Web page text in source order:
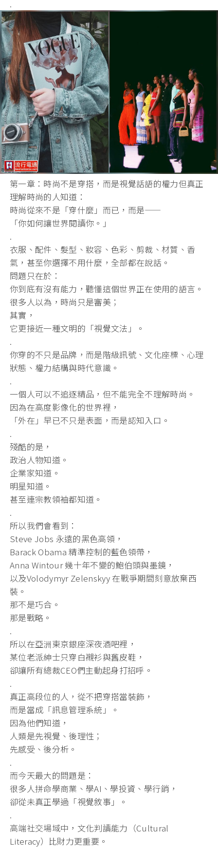
.
第一章：時尚不是穿搭，而是視覺話語的權力但真正
理解時尚的人知道：
時尚從來不是「穿什麼」而已，而是——
「你如何讓世界閱讀你。」
.
衣服、配件、髮型、妝容、色彩、剪裁、材質、香
氣，甚至你選擇不用什麼，全部都在說話。
問題只在於：
你到底有沒有能力，聽懂這個世界正在使用的語言。
很多人以為，時尚只是審美；
其實，
它更接近一種文明的「視覺文法」。
.
你穿的不只是品牌，而是階級訊號、文化座標、心理
狀態、權力結構與時代意識。
.
一個人可以不追逐精品，但不能完全不理解時尚。
因為在高度影像化的世界裡，
「外在」早已不只是表面，而是認知入口。
.
殘酷的是，
政治人物知道。
企業家知道。
明星知道。
甚至連宗教領袖都知道。
.
所以我們會看到：
Steve Jobs 永遠的黑色高領，
Barack Obama 精準控制的藍色領帶，
Anna Wintour 幾十年不變的鮑伯頭與墨鏡，
以及Volodymyr Zelenskyy 在戰爭期間刻意放棄西
裝。
那不是巧合。
那是戰略。
.
所以在亞洲東京銀座深夜酒吧裡，
某位老派紳士只穿白襯衫與舊皮鞋，
卻讓所有總裁CEO們主動起身打招呼。
.
真正高段位的人，從不把穿搭當裝飾，
而是當成「訊息管理系統」。
因為他們知道，
人類是先視覺、後理性；
先感受、後分析。
.
而今天最大的問題是：
很多人拼命學商業、學AI、學投資、學行銷，
卻從未真正學過「視覺敘事」。
.
高端社交場域中，文化判讀能力（Cultural
Literacy）比財力更重要。